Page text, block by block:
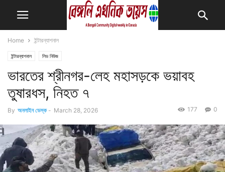
Home ইন্টারন্যাশনাল
ইন্টারন্যাশনাল লিড নিউজ
ভারতের শ্রীনগর-লেহ মহাসড়কে ভয়াবহ
তুষারধস, নিহত ৭
By অনলাইন ডেস্ক - March 28, 2026 0
177